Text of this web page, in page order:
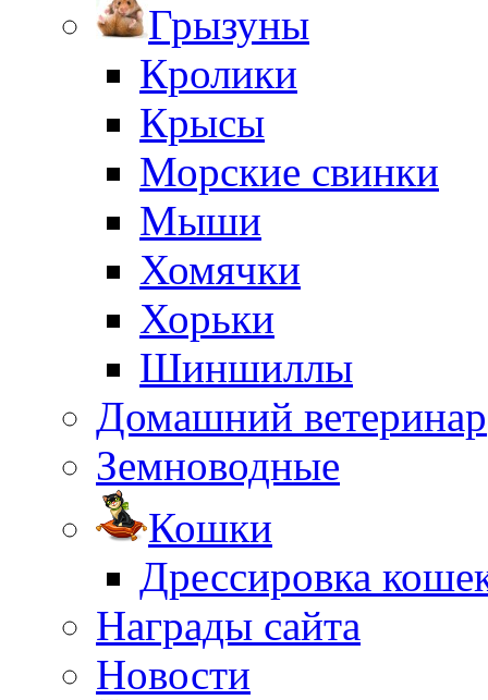
Грызуны
Кролики
Крысы
Морские свинки
Мыши
Хомячки
Хорьки
Шиншиллы
Домашний ветеринар
Земноводные
Кошки
Дрессировка
Награды сайта
Новости